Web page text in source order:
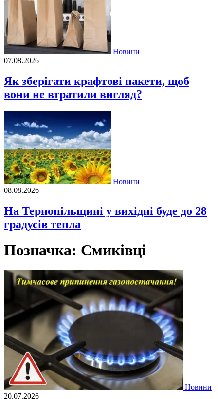
Новини
07.08.2026
Як зберігати крафтові пакети, щоб
вони не втратили вигляд?
Новини
08.08.2026
На Тернопільщині у вихідні буде до 28
градусів тепла
Позначка: Смиківці
Новини
20.07.2026